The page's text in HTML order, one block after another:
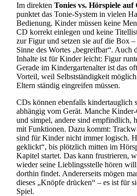
Im direkten Tonies vs. Hörspiele auf
punktet das Tonie-System in vielen
Bedienung. Kinder müssen keine
CD korrekt einlegen und keine
zur Figur und setzen sie auf die Box
Sinne des Wortes „begreifbar“. Auch
Inhalte ist für Kinder leicht: Figur
Gerade im Kindergartenalter ist das
Vorteil, weil Selbstständigkeit
Eltern ständig eingreifen müssen.
CDs können ebenfalls kindertauglich
abhängig vom Gerät. Manche
und simpel, andere sind empfindlich,
mit Funktionen. Dazu kommt:
sind für Kinder nicht immer logisch.
geklickt“, bis plötzlich mitten im
Kapitel startet. Das kann frustrieren,
wieder seine Lieblingsstelle hören
dorthin findet. Andererseits mögen
dieses „Knöpfe drücken“ – es ist für
Spiel.